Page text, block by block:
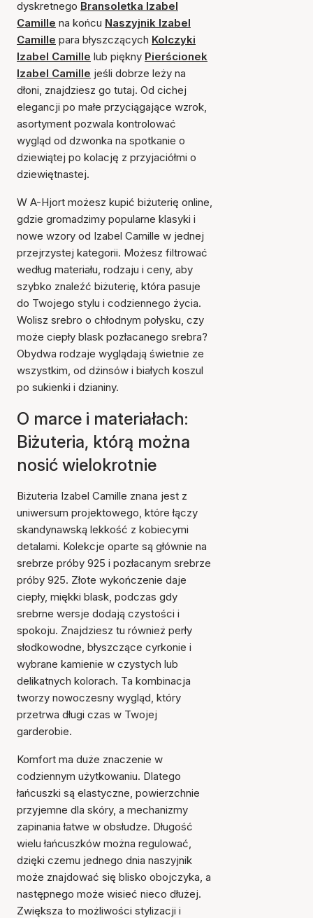
dyskretnego Bransoletka Izabel
Camille na końcu Naszyjnik Izabel
Camille para błyszczących Kolczyki
Izabel Camille lub piękny Pierścionek
Izabel Camille jeśli dobrze leży na
dłoni, znajdziesz go tutaj. Od cichej
elegancji po małe przyciągające wzrok,
asortyment pozwala kontrolować
wygląd od dzwonka na spotkanie o
dziewiątej po kolację z przyjaciółmi o
dziewiętnastej.
W A-Hjort możesz kupić biżuterię online,
gdzie gromadzimy popularne klasyki i
nowe wzory od Izabel Camille w jednej
przejrzystej kategorii. Możesz filtrować
według materiału, rodzaju i ceny, aby
szybko znaleźć biżuterię, która pasuje
do Twojego stylu i codziennego życia.
Wolisz srebro o chłodnym połysku, czy
może ciepły blask pozłacanego srebra?
Obydwa rodzaje wyglądają świetnie ze
wszystkim, od dżinsów i białych koszul
po sukienki i dzianiny.
O marce i materiałach:
Biżuteria, którą można
nosić wielokrotnie
Biżuteria Izabel Camille znana jest z
uniwersum projektowego, które łączy
skandynawską lekkość z kobiecymi
detalami. Kolekcje oparte są głównie na
srebrze próby 925 i pozłacanym srebrze
próby 925. Złote wykończenie daje
ciepły, miękki blask, podczas gdy
srebrne wersje dodają czystości i
spokoju. Znajdziesz tu również perły
słodkowodne, błyszczące cyrkonie i
wybrane kamienie w czystych lub
delikatnych kolorach. Ta kombinacja
tworzy nowoczesny wygląd, który
przetrwa długi czas w Twojej
garderobie.
Komfort ma duże znaczenie w
codziennym użytkowaniu. Dlatego
łańcuszki są elastyczne, powierzchnie
przyjemne dla skóry, a mechanizmy
zapinania łatwe w obsłudze. Długość
wielu łańcuszków można regulować,
dzięki czemu jednego dnia naszyjnik
może znajdować się blisko obojczyka, a
następnego może wisieć nieco dłużej.
Zwiększa to możliwości stylizacji i